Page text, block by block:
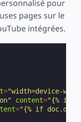
pour
pages sur le
intégrées.
="width=device-
content="{% if
="{% if